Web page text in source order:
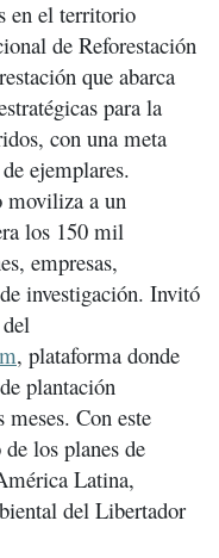
en el territorio
de Reforestación
que abarca
para la
con una meta
ejemplares.
moviliza a un
los 150 mil
empresas,
investigación. Invitó
, plataforma donde
plantación
meses. Con este
los planes de
Latina,
del Libertador